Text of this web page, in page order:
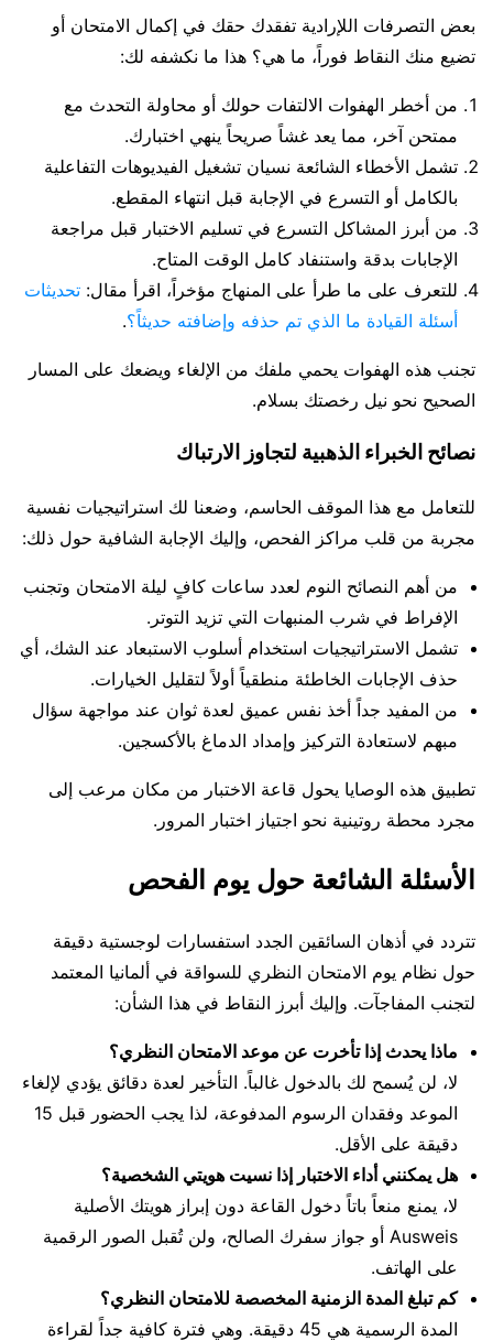
بعض التصرفات اللإرادية تفقدك حقك في إكمال الامتحان أو
تضيع منك النقاط فوراً، ما هي؟ هذا ما نكشفه لك:
من أخطر الهفوات الالتفات حولك أو محاولة التحدث مع
ممتحن آخر، مما يعد غشاً صريحاً ينهي اختبارك.
تشمل الأخطاء الشائعة نسيان تشغيل الفيديوهات التفاعلية
بالكامل أو التسرع في الإجابة قبل انتهاء المقطع.
من أبرز المشاكل التسرع في تسليم الاختبار قبل مراجعة
الإجابات بدقة واستنفاد كامل الوقت المتاح.
للتعرف على ما طرأ على المنهاج مؤخراً، اقرأ مقال: تحديثات
أسئلة القيادة ما الذي تم حذفه وإضافته حديثاً؟.
تجنب هذه الهفوات يحمي ملفك من الإلغاء ويضعك على المسار
الصحيح نحو نيل رخصتك بسلام.
نصائح الخبراء الذهبية لتجاوز الارتباك
للتعامل مع هذا الموقف الحاسم، وضعنا لك استراتيجيات نفسية
مجربة من قلب مراكز الفحص، وإليك الإجابة الشافية حول ذلك:
من أهم النصائح النوم لعدد ساعات كافٍ ليلة الامتحان وتجنب
الإفراط في شرب المنبهات التي تزيد التوتر.
تشمل الاستراتيجيات استخدام أسلوب الاستبعاد عند الشك، أي
حذف الإجابات الخاطئة منطقياً أولاً لتقليل الخيارات.
من المفيد جداً أخذ نفس عميق لعدة ثوان عند مواجهة سؤال
مبهم لاستعادة التركيز وإمداد الدماغ بالأكسجين.
تطبيق هذه الوصايا يحول قاعة الاختبار من مكان مرعب إلى
مجرد محطة روتينية نحو اجتياز اختبار المرور.
الأسئلة الشائعة حول يوم الفحص
تتردد في أذهان السائقين الجدد استفسارات لوجستية دقيقة
حول نظام يوم الامتحان النظري للسواقة في ألمانيا المعتمد
لتجنب المفاجآت. وإليك أبرز النقاط في هذا الشأن:
ماذا يحدث إذا تأخرت عن موعد الامتحان النظري؟
لا، لن يُسمح لك بالدخول غالباً. التأخير لعدة دقائق يؤدي لإلغاء
الموعد وفقدان الرسوم المدفوعة، لذا يجب الحضور قبل 15
دقيقة على الأقل.
هل يمكنني أداء الاختبار إذا نسيت هويتي الشخصية؟
لا، يمنع منعاً باتاً دخول القاعة دون إبراز هويتك الأصلية
Ausweis أو جواز سفرك الصالح، ولن تُقبل الصور الرقمية
على الهاتف.
كم تبلغ المدة الزمنية المخصصة للامتحان النظري؟
المدة الرسمية هي 45 دقيقة. وهي فترة كافية جداً لقراءة